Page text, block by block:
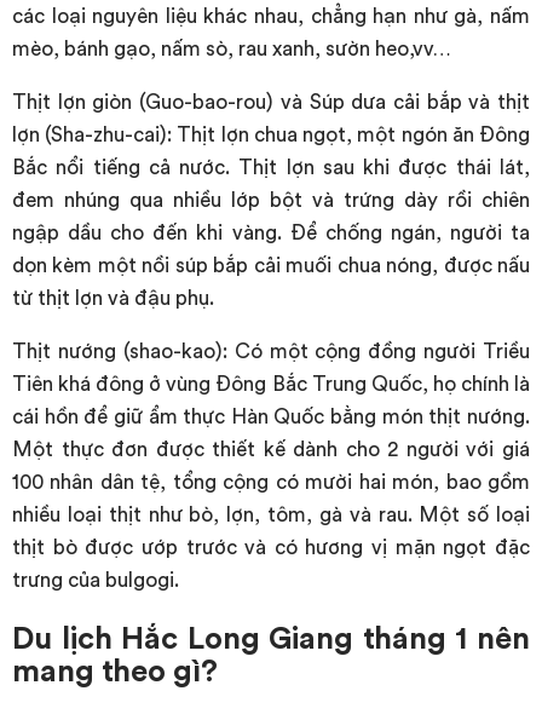
các loại nguyên liệu khác nhau, chẳng hạn như gà, nấm
mèo, bánh gạo, nấm sò, rau xanh, sườn heo,vv…
Thịt lợn giòn (Guo-bao-rou) và Súp dưa cải bắp và thịt
lợn (Sha-zhu-cai): Thịt lợn chua ngọt, một ngón ăn Đông
Bắc nổi tiếng cả nước. Thịt lợn sau khi được thái lát,
đem nhúng qua nhiều lớp bột và trứng dày rồi chiên
ngập dầu cho đến khi vàng. Để chống ngán, người ta
dọn kèm một nồi súp bắp cải muối chua nóng, được nấu
từ thịt lợn và đậu phụ.
Thịt nướng (shao-kao): Có một cộng đồng người Triều
Tiên khá đông ở vùng Đông Bắc Trung Quốc, họ chính là
cái hồn để giữ ẩm thực Hàn Quốc bằng món thịt nướng.
Một thực đơn được thiết kế dành cho 2 người với giá
100 nhân dân tệ, tổng cộng có mười hai món, bao gồm
nhiều loại thịt như bò, lợn, tôm, gà và rau. Một số loại
thịt bò được ướp trước và có hương vị mặn ngọt đặc
trưng của bulgogi.
Du lịch Hắc Long Giang tháng 1 nên
mang theo gì?